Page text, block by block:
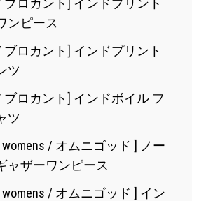
ブロカント] インドプリント
ンピース
ブロカント] インドプリント
ツ
ブロカント] インドボイル フ
ツ
womens / オムニゴッド ] ノー
ャザーワンピース
womens / オムニゴッド ] イン